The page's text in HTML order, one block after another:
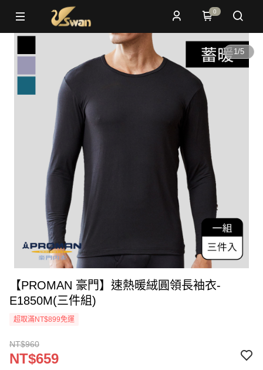
0
1/5
【PROMAN 豪門】速熱暖絨圓領長袖衣-
E1850M(三件組)
超取滿NT$899免運
NT$960
NT$659